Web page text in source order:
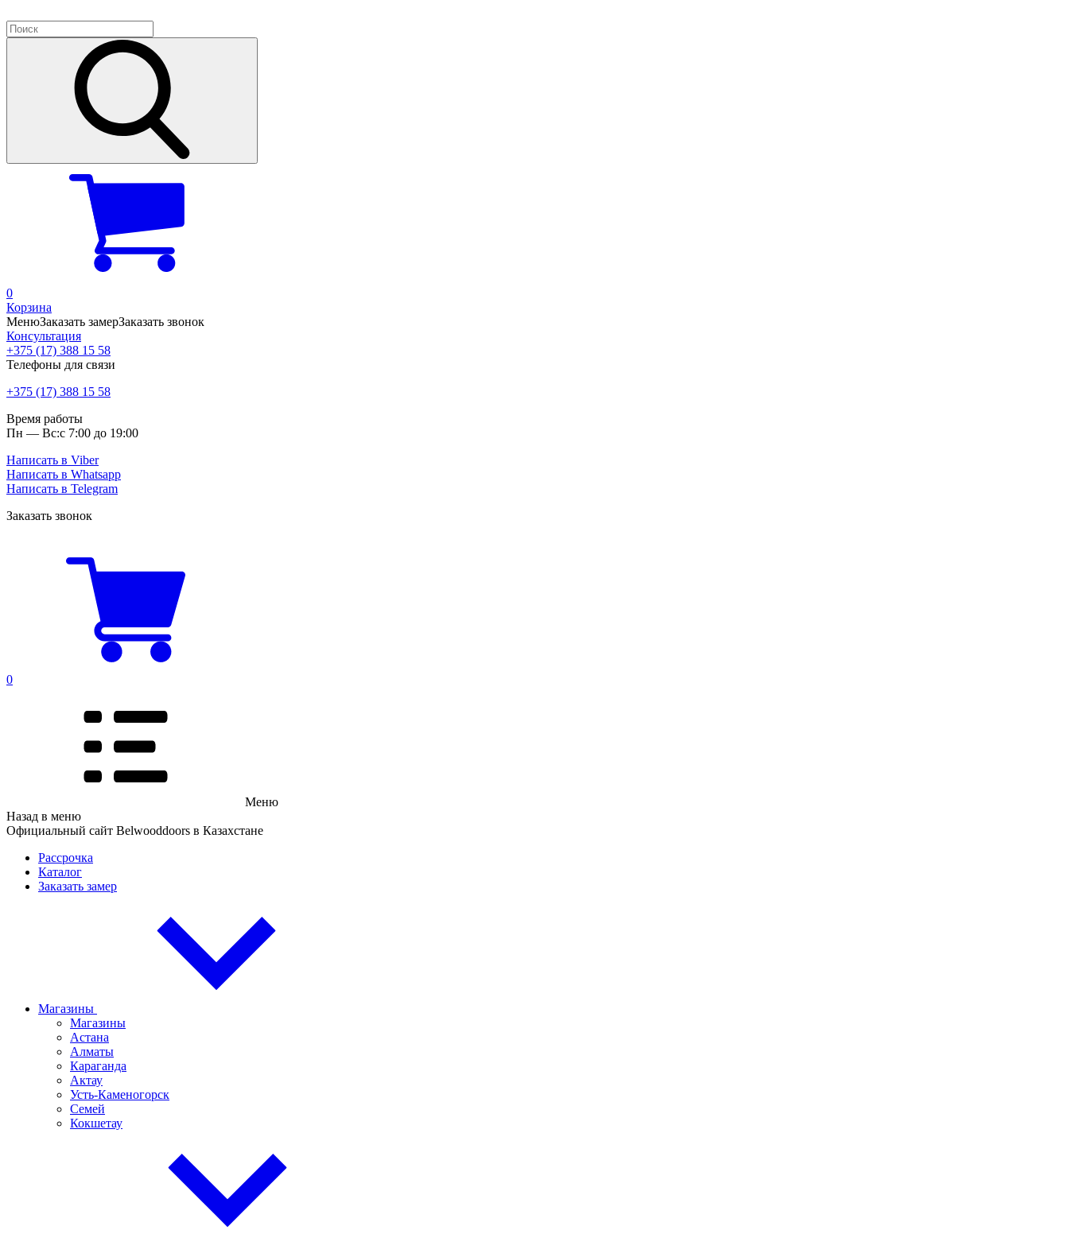
0
Корзина
МенюЗаказать замерЗаказать звонок
Консультация
+375 (17) 388 15 58
Телефоны для связи
+375 (17) 388 15 58
Время работы
Пн — Вс:с 7:00 до 19:00
Написать в Viber
Написать в Whatsapp
Написать в Telegram
Заказать звонок
0
Меню
Назад в меню
Официальный сайт Belwooddoors в Казахстане
Рассрочка
Каталог
Заказать замер
Магазины
Магазины
Астана
Алматы
Караганда
Актау
Усть-Каменогорск
Семей
Кокшетау